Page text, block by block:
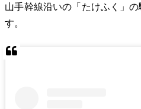
山手幹線沿いの「たけふく」
す。